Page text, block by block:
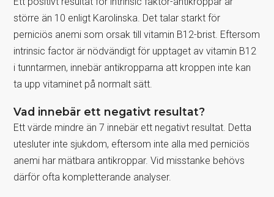
större än 10 enligt Karolinska. Det talar starkt för
perniciös anemi som orsak till vitamin B12-brist. Eftersom
intrinsic factor är nödvändigt för upptaget av vitamin B12
i tunntarmen, innebär antikropparna att kroppen inte kan
ta upp vitaminet på normalt sätt.
Vad innebär ett negativt resultat?
Ett värde mindre än 7 innebär ett negativt resultat. Detta
utesluter inte sjukdom, eftersom inte alla med perniciös
anemi har mätbara antikroppar. Vid misstanke behövs
därför ofta kompletterande analyser.